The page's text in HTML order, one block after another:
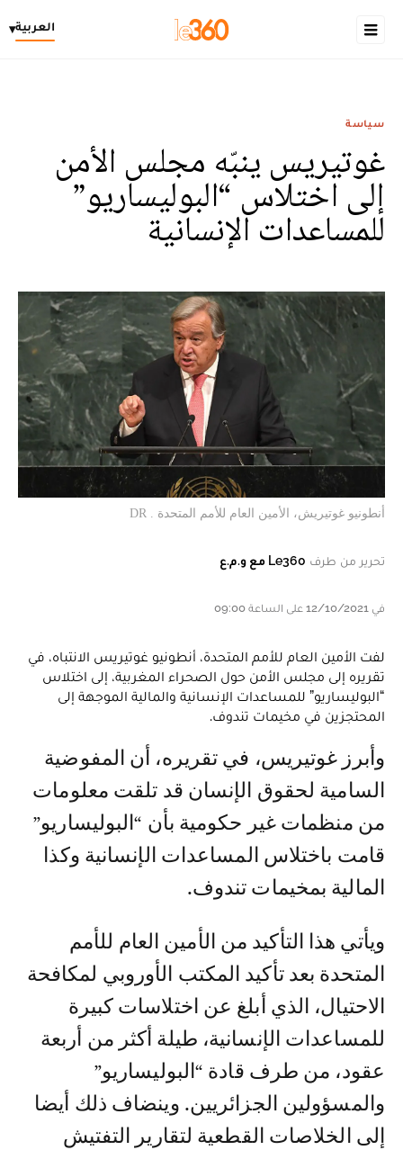
العربية▾
سياسة
غوتيريس ينبّه مجلس الأمن
إلى اختلاس “البوليساريو”
للمساعدات الإنسانية
أنطونيو غوتيريش، الأمين العام للأمم المتحدة . DR
تحرير من طرف Le360 مع و.م.ع
في 12/10/2021 على الساعة 09:00
لفت الأمين العام للأمم المتحدة، أنطونيو غوتيريس الانتباه، في
تقريره إلى مجلس الأمن حول الصحراء المغربية، إلى اختلاس
“البوليساريو” للمساعدات الإنسانية والمالية الموجهة إلى
المحتجزين في مخيمات تندوف.
وأبرز غوتيريس، في تقريره، أن المفوضية
السامية لحقوق الإنسان قد تلقت معلومات
من منظمات غير حكومية بأن “البوليساريو”
قامت باختلاس المساعدات الإنسانية وكذا
المالية بمخيمات تندوف.
ويأتي هذا التأكيد من الأمين العام للأمم
المتحدة بعد تأكيد المكتب الأوروبي لمكافحة
الاحتيال، الذي أبلغ عن اختلاسات كبيرة
للمساعدات الإنسانية، طيلة أكثر من أربعة
عقود، من طرف قادة “البوليساريو”
والمسؤولين الجزائريين. وينضاف ذلك أيضا
إلى الخلاصات القطعية لتقارير التفتيش